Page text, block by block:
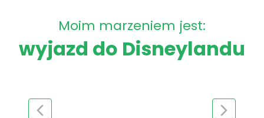
Moim marzeniem jest:
wyjazd do Disneylandu